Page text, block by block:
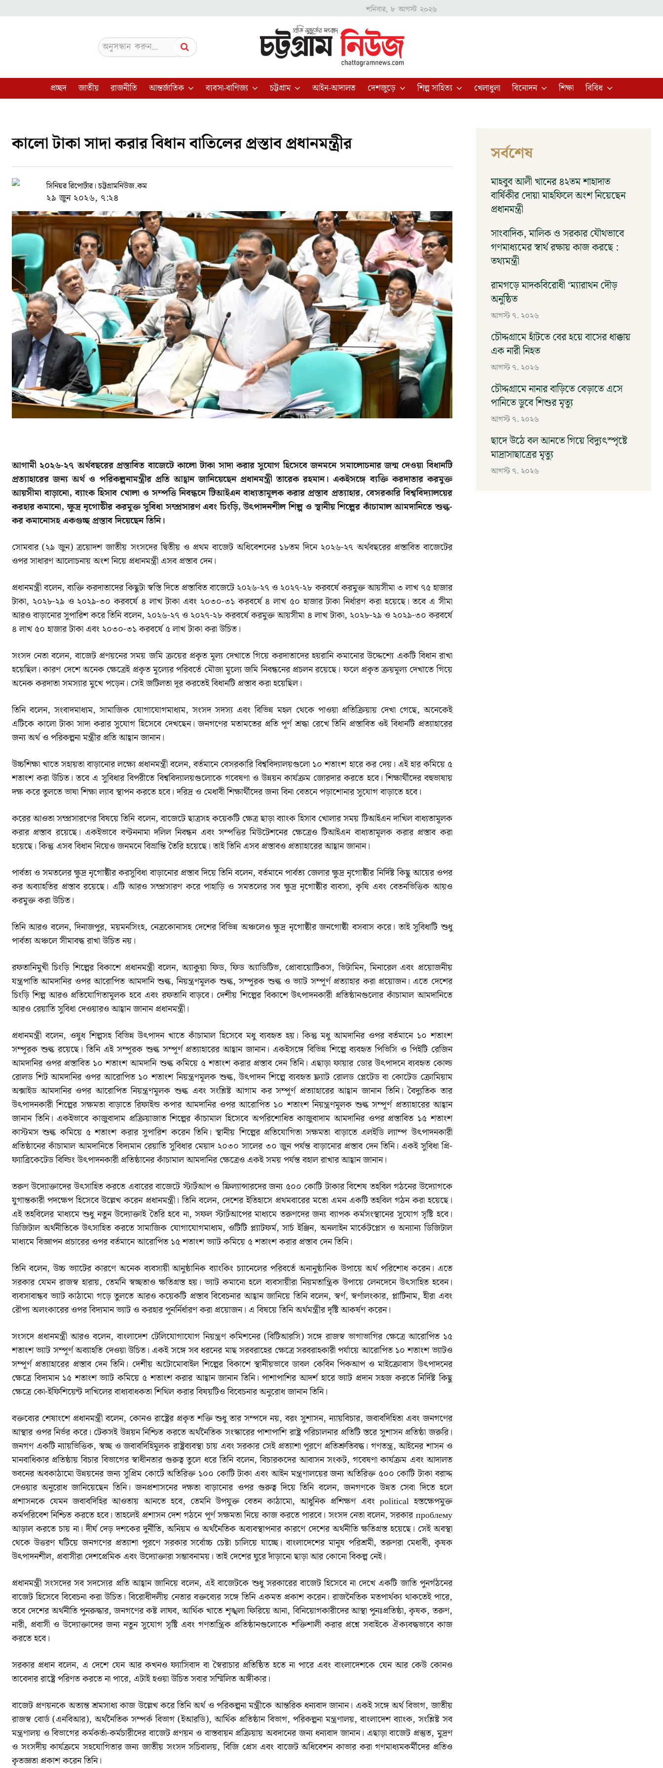
শনিবার, ৮ আগস্ট ২০২৬
অনুসন্ধান করুন...
প্রচ্ছদ জাতীয় রাজনীতি আন্তর্জাতিক ব্যবসা-বাণিজ্য চট্টগ্রাম আইন-আদালত দেশজুড়ে শিল্প সাহিত্য খেলাধুলা বিনোদন শিক্ষা বিবিধ
কালো টাকা সাদা করার বিধান বাতিলের প্রস্তাব প্রধানমন্ত্রীর
সিনিয়র রিপোর্টার। চট্টগ্রামনিউজ.কম
২৯ জুন ২০২৬, ৭:২৪
আগামী ২০২৬-২৭ অর্থবছরের প্রস্তাবিত বাজেটে কালো টাকা সাদা করার সুযোগ হিসেবে জনমনে সমালোচনার জন্ম দেওয়া বিধানটি
প্রত্যাহারের জন্য অর্থ ও পরিকল্পনামন্ত্রীর প্রতি আহ্বান জানিয়েছেন প্রধানমন্ত্রী তারেক রহমান। একইসঙ্গে ব্যক্তি করদাতার করমুক্ত
আয়সীমা বাড়ানো, ব্যাংক হিসাব খোলা ও সম্পত্তি নিবন্ধনে টিআইএন বাধ্যতামূলক করার প্রস্তাব প্রত্যাহার, বেসরকারি বিশ্ববিদ্যালয়ের
করহার কমানো, ক্ষুদ্র নৃগোষ্ঠীর করমুক্ত সুবিধা সম্প্রসারণ এবং চিংড়ি, উৎপাদনশীল শিল্প ও স্থানীয় শিল্পের কাঁচামাল আমদানিতে শুল্ক-
কর কমানোসহ একগুচ্ছ প্রস্তাব দিয়েছেন তিনি।
সোমবার (২৯ জুন) ত্রয়োদশ জাতীয় সংসদের দ্বিতীয় ও প্রথম বাজেট অধিবেশনের ১৮তম দিনে ২০২৬-২৭ অর্থবছরের প্রস্তাবিত বাজেটের
ওপর সাধারণ আলোচনায় অংশ নিয়ে প্রধানমন্ত্রী এসব প্রস্তাব দেন।
প্রধানমন্ত্রী বলেন, ব্যক্তি করদাতাদের কিছুটা স্বস্তি দিতে প্রস্তাবিত বাজেটে ২০২৬-২৭ ও ২০২৭-২৮ করবর্ষে করমুক্ত আয়সীমা ৩ লাখ ৭৫ হাজার
টাকা, ২০২৮-২৯ ও ২০২৯-৩০ করবর্ষে ৪ লাখ টাকা এবং ২০৩০-৩১ করবর্ষে ৪ লাখ ৫০ হাজার টাকা নির্ধারণ করা হয়েছে। তবে এ সীমা
আরও বাড়ানোর সুপারিশ করে তিনি বলেন, ২০২৬-২৭ ও ২০২৭-২৮ করবর্ষে করমুক্ত আয়সীমা ৪ লাখ টাকা, ২০২৮-২৯ ও ২০২৯-৩০ করবর্ষে
৪ লাখ ৫০ হাজার টাকা এবং ২০৩০-৩১ করবর্ষে ৫ লাখ টাকা করা উচিত।
সংসদ নেতা বলেন, বাজেট প্রণয়নের সময় জমি ক্রয়ের প্রকৃত মূল্য দেখাতে গিয়ে করদাতাদের হয়রানি কমানোর উদ্দেশ্যে একটি বিধান রাখা
হয়েছিল। কারণ দেশে অনেক ক্ষেত্রেই প্রকৃত মূল্যের পরিবর্তে মৌজা মূল্যে জমি নিবন্ধনের প্রচলন রয়েছে। ফলে প্রকৃত ক্রয়মূল্য দেখাতে গিয়ে
অনেক করদাতা সমস্যার মুখে পড়েন। সেই জটিলতা দূর করতেই বিধানটি প্রস্তাব করা হয়েছিল।
তিনি বলেন, সংবাদমাধ্যম, সামাজিক যোগাযোগমাধ্যম, সংসদ সদস্য এবং বিভিন্ন মহল থেকে পাওয়া প্রতিক্রিয়ায় দেখা গেছে, অনেকেই
এটিকে কালো টাকা সাদা করার সুযোগ হিসেবে দেখছেন। জনগণের মতামতের প্রতি পূর্ণ শ্রদ্ধা রেখে তিনি প্রস্তাবিত ওই বিধানটি প্রত্যাহারের
জন্য অর্থ ও পরিকল্পনা মন্ত্রীর প্রতি আহ্বান জানান।
উচ্চশিক্ষা খাতে সহায়তা বাড়ানোর লক্ষ্যে প্রধানমন্ত্রী বলেন, বর্তমানে বেসরকারি বিশ্ববিদ্যালয়গুলো ১০ শতাংশ হারে কর দেয়। এই হার কমিয়ে ৫
শতাংশ করা উচিত। তবে এ সুবিধার বিপরীতে বিশ্ববিদ্যালয়গুলোকে গবেষণা ও উন্নয়ন কার্যক্রম জোরদার করতে হবে। শিক্ষার্থীদের বহুভাষায়
দক্ষ করে তুলতে ভাষা শিক্ষা ল্যাব স্থাপন করতে হবে। দরিদ্র ও মেধাবী শিক্ষার্থীদের জন্য বিনা বেতনে পড়াশোনার সুযোগ বাড়াতে হবে।
করের আওতা সম্প্রসারণের বিষয়ে তিনি বলেন, বাজেটে ছাত্রসহ কয়েকটি ক্ষেত্র ছাড়া ব্যাংক হিসাব খোলার সময় টিআইএন দাখিল বাধ্যতামূলক
করার প্রস্তাব রয়েছে। একইভাবে বণ্টননামা দলিল নিবন্ধন এবং সম্পত্তির মিউটেশনের ক্ষেত্রেও টিআইএন বাধ্যতামূলক করার প্রস্তাব করা
হয়েছে। কিন্তু এসব বিধান নিয়েও জনমনে বিভ্রান্তি তৈরি হয়েছে। তাই তিনি এসব প্রস্তাবও প্রত্যাহারের আহ্বান জানান।
পার্বত্য ও সমতলের ক্ষুদ্র নৃগোষ্ঠীর করসুবিধা বাড়ানোর প্রস্তাব দিয়ে তিনি বলেন, বর্তমানে পার্বত্য জেলার ক্ষুদ্র নৃগোষ্ঠীর নির্দিষ্ট কিছু আয়ের ওপর
কর অব্যাহতির প্রস্তাব রয়েছে। এটি আরও সম্প্রসারণ করে পাহাড়ি ও সমতলের সব ক্ষুদ্র নৃগোষ্ঠীর ব্যবসা, কৃষি এবং বেতনভিত্তিক আয়ও
করমুক্ত করা উচিত।
তিনি আরও বলেন, দিনাজপুর, ময়মনসিংহ, নেত্রকোনাসহ দেশের বিভিন্ন অঞ্চলেও ক্ষুদ্র নৃগোষ্ঠীর জনগোষ্ঠী বসবাস করে। তাই সুবিধাটি শুধু
পার্বত্য অঞ্চলে সীমাবদ্ধ রাখা উচিত নয়।
রফতানিমুখী চিংড়ি শিল্পের বিকাশে প্রধানমন্ত্রী বলেন, অ্যাকুয়া ফিড, ফিড অ্যাডিটিভ, প্রোবায়োটিকস, ভিটামিন, মিনারেল এবং প্রয়োজনীয়
যন্ত্রপাতি আমদানির ওপর আরোপিত আমদানি শুল্ক, নিয়ন্ত্রণমূলক শুল্ক, সম্পূরক শুল্ক ও ভ্যাট সম্পূর্ণ প্রত্যাহার করা প্রয়োজন। এতে দেশের
চিংড়ি শিল্প আরও প্রতিযোগিতামূলক হবে এবং রফতানি বাড়বে। দেশীয় শিল্পের বিকাশে উৎপাদনকারী প্রতিষ্ঠানগুলোর কাঁচামাল আমদানিতে
আরও রেয়াতি সুবিধা দেওয়ারও আহ্বান জানান প্রধানমন্ত্রী।
প্রধানমন্ত্রী বলেন, ওষুধ শিল্পসহ বিভিন্ন উৎপাদন খাতে কাঁচামাল হিসেবে মধু ব্যবহৃত হয়। কিন্তু মধু আমদানির ওপর বর্তমানে ১০ শতাংশ
সম্পূরক শুল্ক রয়েছে। তিনি এই সম্পূরক শুল্ক সম্পূর্ণ প্রত্যাহারের আহ্বান জানান। একইসঙ্গে বিভিন্ন শিল্পে ব্যবহৃত পিভিসি ও পিইটি রেজিন
আমদানির ওপর প্রস্তাবিত ১০ শতাংশ আমদানি শুল্ক কমিয়ে ৫ শতাংশ করার প্রস্তাব দেন তিনি। এছাড়া ফায়ার ডোর উৎপাদনে ব্যবহৃত কোল্ড
রোলড শিট আমদানির ওপর আরোপিত ১০ শতাংশ নিয়ন্ত্রণমূলক শুল্ক, উৎপাদন শিল্পে ব্যবহৃত ফ্ল্যাট রোলড প্লেটেড বা কোটেড ক্রোমিয়াম
অক্সাইড আমদানির ওপর আরোপিত নিয়ন্ত্রণমূলক শুল্ক এবং সংশ্লিষ্ট আগাম কর সম্পূর্ণ প্রত্যাহারের আহ্বান জানান তিনি। বৈদ্যুতিক তার
উৎপাদনকারী শিল্পের সক্ষমতা বাড়াতে রিফাইন্ড কপার আমদানির ওপর আরোপিত ১০ শতাংশ নিয়ন্ত্রণমূলক শুল্ক সম্পূর্ণ প্রত্যাহারের আহ্বান
জানান তিনি। একইভাবে কাজুবাদাম প্রক্রিয়াজাত শিল্পের কাঁচামাল হিসেবে অপরিশোধিত কাজুবাদাম আমদানির ওপর প্রস্তাবিত ১৫ শতাংশ
কাস্টমস শুল্ক কমিয়ে ৫ শতাংশ করার সুপারিশ করেন তিনি। স্থানীয় শিল্পের প্রতিযোগিতা সক্ষমতা বাড়াতে এলইডি ল্যাম্প উৎপাদনকারী
প্রতিষ্ঠানের কাঁচামাল আমদানিতে বিদ্যমান রেয়াতি সুবিধার মেয়াদ ২০৩০ সালের ৩০ জুন পর্যন্ত বাড়ানোর প্রস্তাব দেন তিনি। একই সুবিধা প্রি-
ফ্যাব্রিকেটেড বিল্ডিং উৎপাদনকারী প্রতিষ্ঠানের কাঁচামাল আমদানির ক্ষেত্রেও একই সময় পর্যন্ত বহাল রাখার আহ্বান জানান।
তরুণ উদ্যোক্তাদের উৎসাহিত করতে এবারের বাজেটে স্টার্টআপ ও ফ্রিল্যান্সারদের জন্য ৫০০ কোটি টাকার বিশেষ তহবিল গঠনের উদ্যোগকে
যুগান্তকারী পদক্ষেপ হিসেবে উল্লেখ করেন প্রধানমন্ত্রী। তিনি বলেন, দেশের ইতিহাসে প্রথমবারের মতো এমন একটি তহবিল গঠন করা হয়েছে।
এই তহবিলের মাধ্যমে শুধু নতুন উদ্যোক্তাই তৈরি হবে না, সফল স্টার্টআপের মাধ্যমে তরুণদের জন্য ব্যাপক কর্মসংস্থানের সুযোগ সৃষ্টি হবে।
ডিজিটাল অর্থনীতিকে উৎসাহিত করতে সামাজিক যোগাযোগমাধ্যম, ওটিটি প্ল্যাটফর্ম, সার্চ ইঞ্জিন, অনলাইন মার্কেটপ্লেস ও অন্যান্য ডিজিটাল
মাধ্যমে বিজ্ঞাপন প্রচারের ওপর বর্তমানে আরোপিত ১৫ শতাংশ ভ্যাট কমিয়ে ৫ শতাংশ করার প্রস্তাব দেন তিনি।
তিনি বলেন, উচ্চ ভ্যাটের কারণে অনেক ব্যবসায়ী আনুষ্ঠানিক ব্যাংকিং চ্যানেলের পরিবর্তে অনানুষ্ঠানিক উপায়ে অর্থ পরিশোধ করেন। এতে
সরকার যেমন রাজস্ব হারায়, তেমনি স্বচ্ছতাও ক্ষতিগ্রস্ত হয়। ভ্যাট কমানো হলে ব্যবসায়ীরা নিয়মতান্ত্রিক উপায়ে লেনদেনে উৎসাহিত হবেন।
ব্যবসাবান্ধব ভ্যাট কাঠামো গড়ে তুলতে আরও কয়েকটি প্রস্তাব বিবেচনার আহ্বান জানিয়ে তিনি বলেন, স্বর্ণ, স্বর্ণালংকার, প্লাটিনাম, হীরা এবং
রৌপ্য অলংকারের ওপর বিদ্যমান ভ্যাট ও করহার পুনর্নির্ধারণ করা প্রয়োজন। এ বিষয়ে তিনি অর্থমন্ত্রীর দৃষ্টি আকর্ষণ করেন।
সংসদে প্রধানমন্ত্রী আরও বলেন, বাংলাদেশ টেলিযোগাযোগ নিয়ন্ত্রণ কমিশনের (বিটিআরসি) সঙ্গে রাজস্ব ভাগাভাগির ক্ষেত্রে আরোপিত ১৫
শতাংশ ভ্যাট সম্পূর্ণ অব্যাহতি দেওয়া উচিত। একই সঙ্গে সব ধরনের মাছ সরবরাহের ক্ষেত্রে সরবরাহকারী পর্যায়ে আরোপিত ১০ শতাংশ ভ্যাটও
সম্পূর্ণ প্রত্যাহারের প্রস্তাব দেন তিনি। দেশীয় অটোমোবাইল শিল্পের বিকাশে স্থানীয়ভাবে ডাবল কেবিন পিকআপ ও মাইক্রোবাস উৎপাদনের
ক্ষেত্রে বিদ্যমান ১৫ শতাংশ ভ্যাট কমিয়ে ৫ শতাংশ করার আহ্বান জানান তিনি। পাশাপাশির আদর্শ হারে ভ্যাট প্রদান সহজ করতে নির্দিষ্ট কিছু
ক্ষেত্রে কো-ইফিশিয়েন্ট দাখিলের বাধ্যবাধকতা শিথিল করার বিষয়টিও বিবেচনার অনুরোধ জানান তিনি।
বক্তব্যের শেষাংশে প্রধানমন্ত্রী বলেন, কোনও রাষ্ট্রের প্রকৃত শক্তি শুধু তার সম্পদে নয়, বরং সুশাসন, ন্যায়বিচার, জবাবদিহিতা এবং জনগণের
আস্থার ওপর নির্ভর করে। টেকসই উন্নয়ন নিশ্চিত করতে অর্থনৈতিক সংস্কারের পাশাপাশি রাষ্ট্র পরিচালনার প্রতিটি স্তরে সুশাসন প্রতিষ্ঠা জরুরি।
জনগণ একটি ন্যায়ভিত্তিক, স্বচ্ছ ও জবাবদিহিমূলক রাষ্ট্রব্যবস্থা চায় এবং সরকার সেই প্রত্যাশা পূরণে প্রতিশ্রুতিবদ্ধ। গণতন্ত্র, আইনের শাসন ও
মানবাধিকার প্রতিষ্ঠায় বিচার বিভাগের স্বাধীনতার গুরুত্ব তুলে ধরে তিনি বলেন, বিচারকদের আবাসন সংকট, গবেষণা কার্যক্রম এবং আদালত
ভবনের অবকাঠামো উন্নয়নের জন্য সুপ্রিম কোর্টে অতিরিক্ত ১০০ কোটি টাকা এবং আইন মন্ত্রণালয়ের জন্য অতিরিক্ত ৫০০ কোটি টাকা বরাদ্দ
দেওয়ার অনুরোধ জানিয়েছেন তিনি। জনপ্রশাসনের দক্ষতা বাড়ানোর ওপর গুরুত্ব দিয়ে তিনি বলেন, জনগণকে উন্নত সেবা দিতে হলে
প্রশাসনকে যেমন জবাবদিহির আওতায় আনতে হবে, তেমনি উপযুক্ত বেতন কাঠামো, আধুনিক প্রশিক্ষণ এবং political হস্তক্ষেপমুক্ত
কর্মপরিবেশ নিশ্চিত করতে হবে। তাহলেই প্রশাসন দেশ গঠনে পূর্ণ সক্ষমতা নিয়ে কাজ করতে পারবে। সংসদ নেতা বলেন, সরকার проблему
আড়াল করতে চায় না। দীর্ঘ দেড় দশকের দুর্নীতি, অনিয়ম ও অর্থনৈতিক অব্যবস্থাপনার কারণে দেশের অর্থনীতি ক্ষতিগ্রস্ত হয়েছে। সেই অবস্থা
থেকে উত্তরণ ঘটিয়ে জনগণের প্রত্যাশা পূরণে সরকার সর্বোচ্চ চেষ্টা চালিয়ে যাচ্ছে। বাংলাদেশের মানুষ পরিশ্রমী, তরুণরা মেধাবী, কৃষক
উৎপাদনশীল, প্রবাসীরা দেশপ্রেমিক এবং উদ্যোক্তারা সম্ভাবনাময়। তাই দেশের ঘুরে দাঁড়ানো ছাড়া আর কোনো বিকল্প নেই।
প্রধানমন্ত্রী সংসদের সব সদস্যের প্রতি আহ্বান জানিয়ে বলেন, এই বাজেটকে শুধু সরকারের বাজেট হিসেবে না দেখে একটি জাতি পুনর্গঠনের
বাজেট হিসেবে বিবেচনা করা উচিত। বিরোধীদলীয় নেতার বক্তব্যের সঙ্গে তিনি একমত প্রকাশ করেন। রাজনৈতিক মতপার্থক্য থাকতেই পারে,
তবে দেশের অর্থনীতি পুনরুদ্ধার, জনগণের কষ্ট লাঘব, আর্থিক খাতে শৃঙ্খলা ফিরিয়ে আনা, বিনিয়োগকারীদের আস্থা পুনঃপ্রতিষ্ঠা, কৃষক, তরুণ,
নারী, প্রবাসী ও উদ্যোক্তাদের জন্য নতুন সুযোগ সৃষ্টি এবং গণতান্ত্রিক প্রতিষ্ঠানগুলোকে শক্তিশালী করার প্রশ্নে সবাইকে ঐক্যবদ্ধভাবে কাজ
করতে হবে।
সরকার প্রধান বলেন, এ দেশে যেন আর কখনও ফ্যাসিবাদ বা স্বৈরাচার প্রতিষ্ঠিত হতে না পারে এবং বাংলাদেশকে যেন আর কেউ কোনও
তাবেদার রাষ্ট্রে পরিণত করতে না পারে, এটাই হওয়া উচিত সবার সম্মিলিত অঙ্গীকার।
বাজেট প্রণয়নকে অত্যন্ত শ্রমসাধ্য কাজ উল্লেখ করে তিনি অর্থ ও পরিকল্পনা মন্ত্রীকে আন্তরিক ধন্যবাদ জানান। একই সঙ্গে অর্থ বিভাগ, জাতীয়
রাজস্ব বোর্ড (এনবিআর), অর্থনৈতিক সম্পর্ক বিভাগ (ইআরডি), আর্থিক প্রতিষ্ঠান বিভাগ, পরিকল্পনা মন্ত্রণালয়, বাংলাদেশ ব্যাংক, সংশ্লিষ্ট সব
মন্ত্রণালয় ও বিভাগের কর্মকর্তা-কর্মচারীদের বাজেট প্রণয়ন ও বাস্তবায়ন প্রক্রিয়ায় অবদানের জন্য ধন্যবাদ জানান। এছাড়া বাজেট প্রস্তুত, মুদ্রণ
ও সংসদীয় কার্যক্রমে সহযোগিতার জন্য জাতীয় সংসদ সচিবালয়, বিজি প্রেস এবং বাজেট অধিবেশন কাভার করা গণমাধ্যমকর্মীদের প্রতিও
কৃতজ্ঞতা প্রকাশ করেন তিনি।
সর্বশেষ
মাহবুব আলী খানের ৪২তম শাহাদাত
বার্ষিকীর দোয়া মাহফিলে অংশ নিয়েছেন
প্রধানমন্ত্রী
আগস্ট ৭, ২০২৬
সাংবাদিক, মালিক ও সরকার যৌথভাবে
গণমাধ্যমের স্বার্থ রক্ষায় কাজ করছে :
তথ্যমন্ত্রী
রামগড়ে মাদকবিরোধী ‘ম্যারাথন দৌড়
অনুষ্ঠিত
আগস্ট ৭, ২০২৬
চৌদ্দগ্রামে হাঁটতে বের হয়ে বাসের ধাক্কায়
এক নারী নিহত
আগস্ট ৭, ২০২৬
চৌদ্দগ্রামে নানার বাড়িতে বেড়াতে এসে
পানিতে ডুবে শিশুর মৃত্যু
আগস্ট ৭, ২০২৬
ছাদে উঠে বল আনতে গিয়ে বিদ্যুৎস্পৃষ্টে
মাদ্রাসাছাত্রের মৃত্যু
আগস্ট ৭, ২০২৬